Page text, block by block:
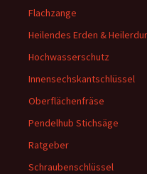
Flachzange
Heilendes Erden &
Hochwasserschutz
Innensechskantschlüssel
Oberflächenfräse
Pendelhub Stichsäge
Ratgeber
Schraubenschlüssel